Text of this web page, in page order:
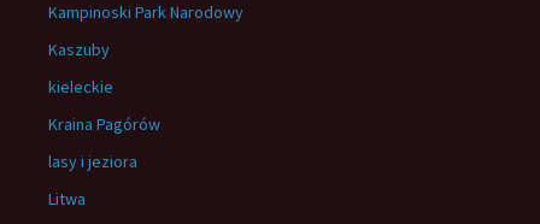
Kampinoski Park Narodowy
Kaszuby
kieleckie
Kraina Pagórów
lasy i jeziora
Litwa